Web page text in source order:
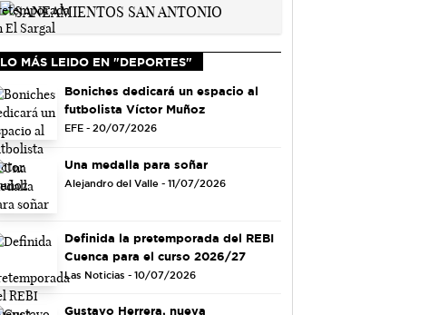
LO MÁS LEIDO EN "DEPORTES"
Boniches dedicará un espacio al
futbolista Víctor Muñoz
EFE - 20/07/2026
Una medalla para soñar
Alejandro del Valle - 11/07/2026
Definida la pretemporada del REBI
Cuenca para el curso 2026/27
Las Noticias - 10/07/2026
Gustavo Herrera, nueva